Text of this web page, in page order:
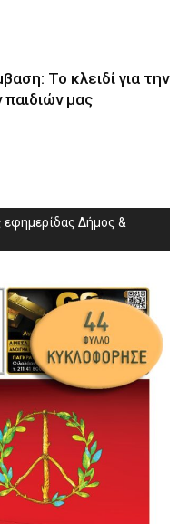
Το κλειδί για την
µας
Δήμος &